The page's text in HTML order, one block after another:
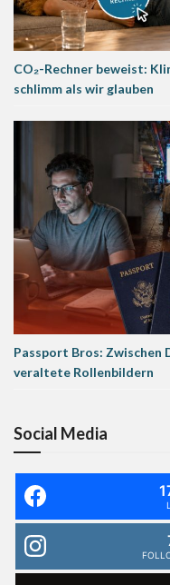
CO₂-Rechner beweist:
schlimm als wir glauben
Passport Bros: Zwischen
veraltete Rollenbildern
Social Media